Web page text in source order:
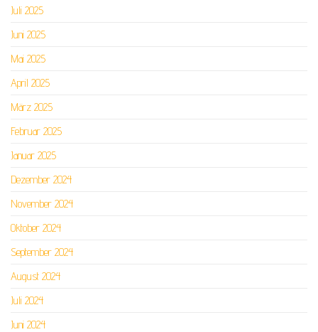
Juli 2025
Juni 2025
Mai 2025
April 2025
März 2025
Februar 2025
Januar 2025
Dezember 2024
November 2024
Oktober 2024
September 2024
August 2024
Juli 2024
Juni 2024